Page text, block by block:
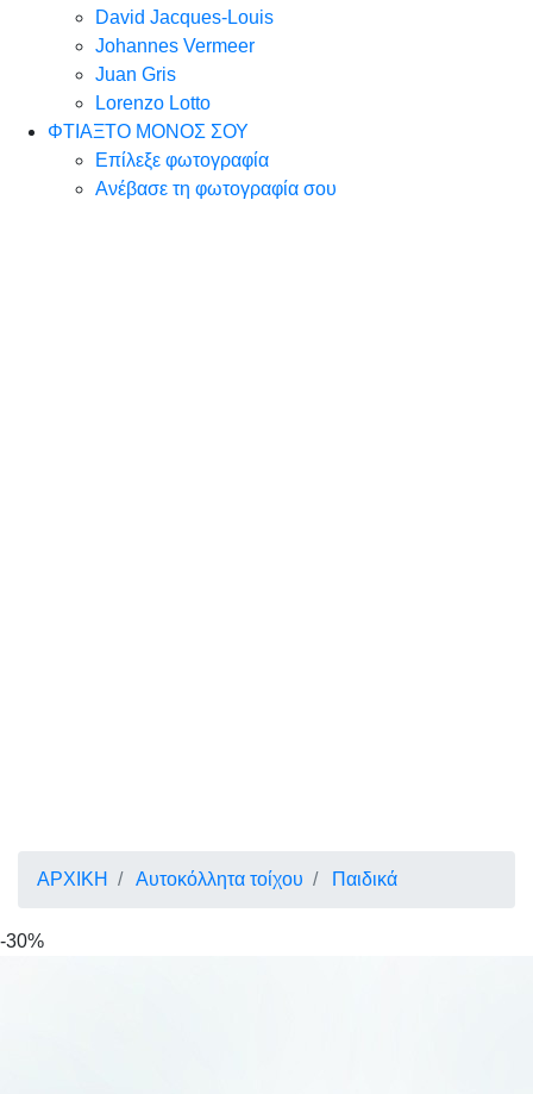
David Jacques-Louis
Johannes Vermeer
Juan Gris
Lorenzo Lotto
ΦΤΙΑΞΤΟ ΜΟΝΟΣ ΣΟΥ
Επίλεξε φωτογραφία
Ανέβασε τη φωτογραφία σου
ΑΡΧΙΚΗ Αυτοκόλλητα τοίχου Παιδικά
-30%